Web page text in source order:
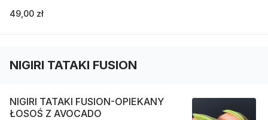
49,00 zł
NIGIRI TATAKI FUSION
NIGIRI TATAKI FUSION-OPIEKANY
ŁOSOŚ Z AVOCADO